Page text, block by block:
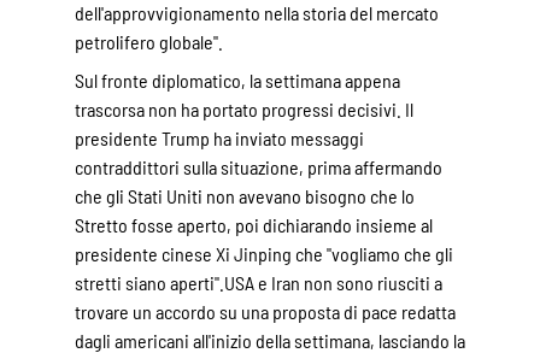
dell'approvvigionamento nella storia del mercato
petrolifero globale".
Sul fronte diplomatico, la settimana appena
trascorsa non ha portato progressi decisivi. Il
presidente Trump ha inviato messaggi
contraddittori sulla situazione, prima affermando
che gli Stati Uniti non avevano bisogno che lo
Stretto fosse aperto, poi dichiarando insieme al
presidente cinese Xi Jinping che "vogliamo che gli
stretti siano aperti".USA e Iran non sono riusciti a
trovare un accordo su una proposta di pace redatta
dagli americani all'inizio della settimana, lasciando la